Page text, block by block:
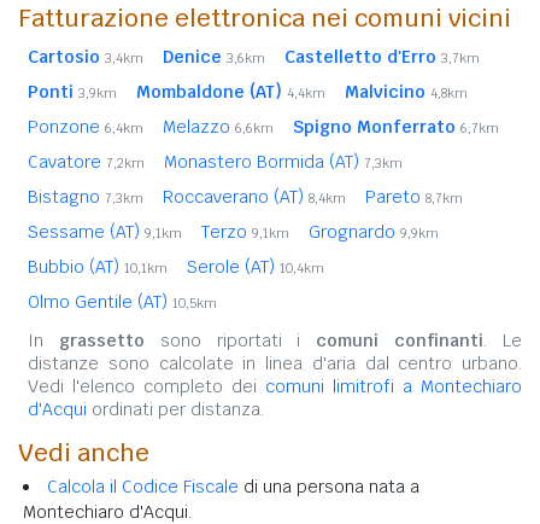
Fatturazione elettronica nei comuni vicini
Cartosio 3,4km Denice 3,6km Castelletto d'Erro 3,7km
Ponti 3,9km Mombaldone (AT) 4,4km Malvicino 4,8km
Ponzone 6,4km Melazzo 6,6km Spigno Monferrato 6,7km
Cavatore 7,2km Monastero Bormida (AT) 7,3km
Bistagno 7,3km Roccaverano (AT) 8,4km Pareto 8,7km
Sessame (AT) 9,1km Terzo 9,1km Grognardo 9,9km
Bubbio (AT) 10,1km Serole (AT) 10,4km
Olmo Gentile (AT) 10,5km
In grassetto sono riportati i comuni confinanti. Le
distanze sono calcolate in linea d'aria dal centro urbano.
Vedi l'elenco completo dei comuni limitrofi a Montechiaro
d'Acqui ordinati per distanza.
Vedi anche
Calcola il Codice Fiscale di una persona nata a
Montechiaro d'Acqui.